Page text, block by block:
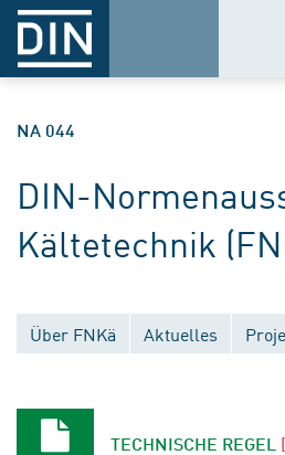
NA 044
DIN-
Kältetechnik
Über FNKä Aktuelles
TECHNISCHE REGEL